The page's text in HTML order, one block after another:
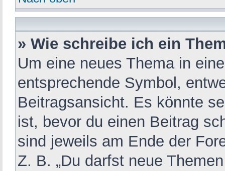
» Wie schreibe ich ein
Um eine neues Thema in
entsprechende Symbol,
Beitragsansicht. Es könnte
ist, bevor du einen Beitrag
sind jeweils am Ende der
Z. B. „Du darfst neue